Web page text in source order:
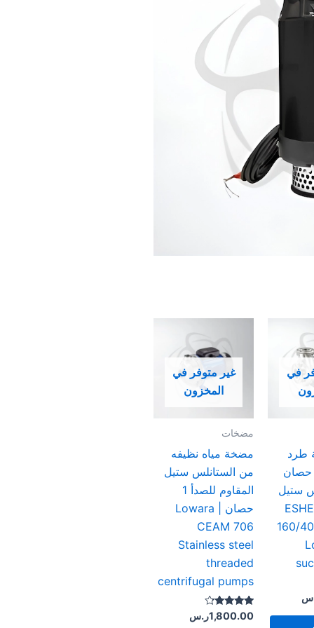
في
طرد
مركزي ٥.٥ حصان
ستيل
306 |
160/
غير متوفر في
المخزون
مضخات
مضخة مياه نظيفه
من الستانلس ستيل
المقاوم للصدأ 1
حصان | Lowara
CEAM 706
Stainless steel
threaded
centrifugal pumps
تم التقييم
4.00
1,800.00ر.س